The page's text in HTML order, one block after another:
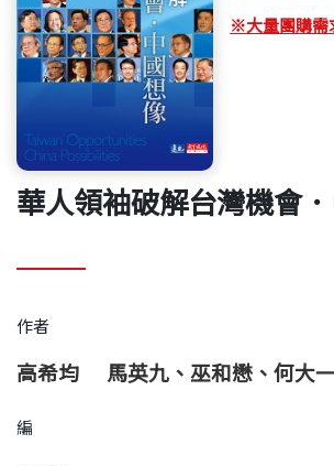
※大量團購需
華人領袖破解台灣機會
作者
高希均 馬英九、巫和懋、何大
編